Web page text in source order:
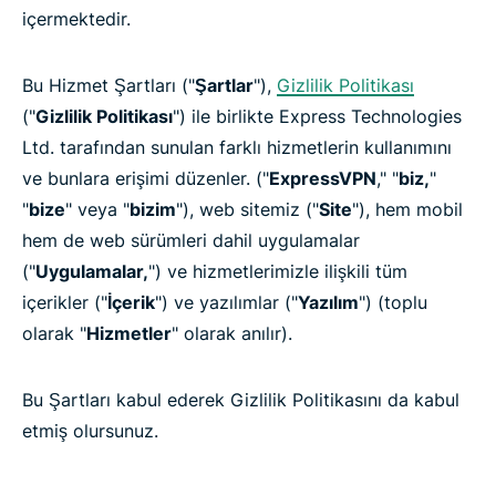
içermektedir.
Bu Hizmet Şartları ("Şartlar"), Gizlilik Politikası
("Gizlilik Politikası") ile birlikte Express Technologies
Ltd. tarafından sunulan farklı hizmetlerin kullanımını
ve bunlara erişimi düzenler. ("ExpressVPN," "biz,"
"bize" veya "bizim"), web sitemiz ("Site"), hem mobil
hem de web sürümleri dahil uygulamalar
("Uygulamalar,") ve hizmetlerimizle ilişkili tüm
içerikler ("İçerik") ve yazılımlar ("Yazılım") (toplu
olarak "Hizmetler" olarak anılır).
Bu Şartları kabul ederek Gizlilik Politikasını da kabul
etmiş olursunuz.